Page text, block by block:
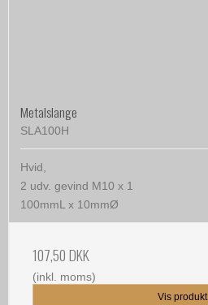
Metalslange
SLA100H
Hvid,
2 udv. gevind M10 x 1
100mmL x 10mmØ
107,50 DKK
(inkl. moms)
Vis produkt